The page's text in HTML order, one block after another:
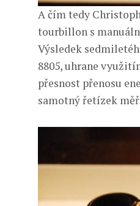
A čím tedy
tourbillon s
Výsledek
8805, uhrane
přesnost přenosu
samotný řetízek